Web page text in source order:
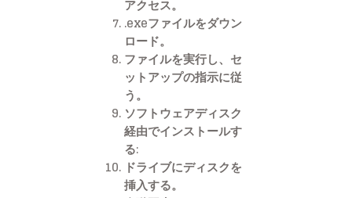
アクセス。
.exeファイルをダウン
ロード。
ファイルを実行し、セ
ットアップの指示に従
う。
ソフトウェアディスク
経由でインストールす
る:
ドライブにディスクを
挿入する。